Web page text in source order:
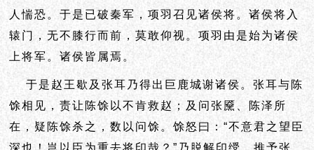
人惴恐。于是已破秦军，项羽召见诸侯将。诸侯将入
辕门，无不膝行而前，莫敢仰视。项羽由是始为诸侯
上将军。诸侯皆属焉。
于是赵王歇及张耳乃得出巨鹿城谢诸侯。张耳与陈
馀相见，责让陈馀以不肯救赵；及问张黡、陈泽所
在，疑陈馀杀之，数以问馀。馀怒曰：“不意君之望臣
深也！岂以臣为重去将印哉？”乃脱解印绶，推予张